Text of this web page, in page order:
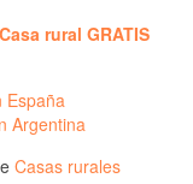
rural GRATIS
España
Argentina
Casas rurales